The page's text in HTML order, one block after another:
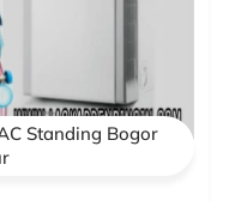
Standing Bogor